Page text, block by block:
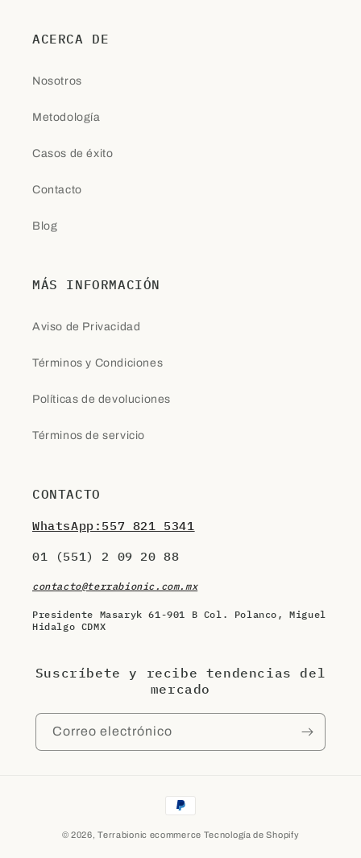
ACERCA DE
Nosotros
Metodología
Casos de éxito
Contacto
Blog
MÁS INFORMACIÓN
Aviso de Privacidad
Términos y Condiciones
Políticas de devoluciones
Términos de servicio
CONTACTO
WhatsApp:557 821 5341
01 (551) 2 09 20 88
contacto@terrabionic.com.mx
Presidente Masaryk 61-901 B Col. Polanco, Miguel
Hidalgo CDMX
Suscríbete y recibe tendencias del
mercado
Correo electrónico
Formas
pago
© 2026,Terrabionic ecommerce Tecnología de Shopify